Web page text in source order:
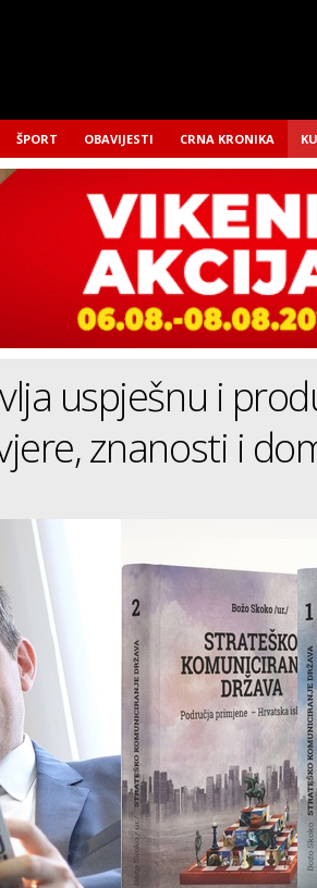
ŠPORT OBAVIJESTI CRNA KRONIKA
uspješnu i
znanosti i